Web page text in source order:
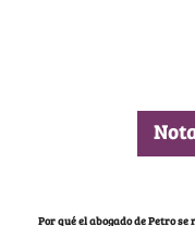
Por qué el abogado de Petro